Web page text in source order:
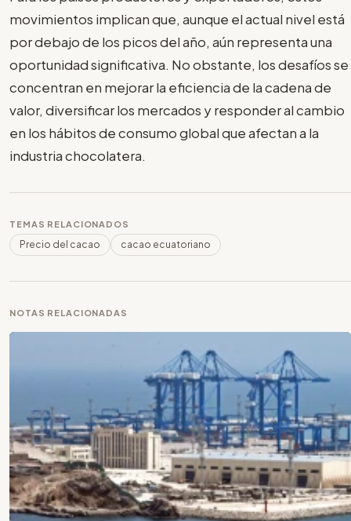
movimientos implican que, aunque el actual nivel está
por debajo de los picos del año, aún representa una
oportunidad significativa. No obstante, los desafíos se
concentran en mejorar la eficiencia de la cadena de
valor, diversificar los mercados y responder al cambio
en los hábitos de consumo global que afectan a la
industria chocolatera.
TEMAS RELACIONADOS
Precio del cacao cacao ecuatoriano
NOTAS RELACIONADAS